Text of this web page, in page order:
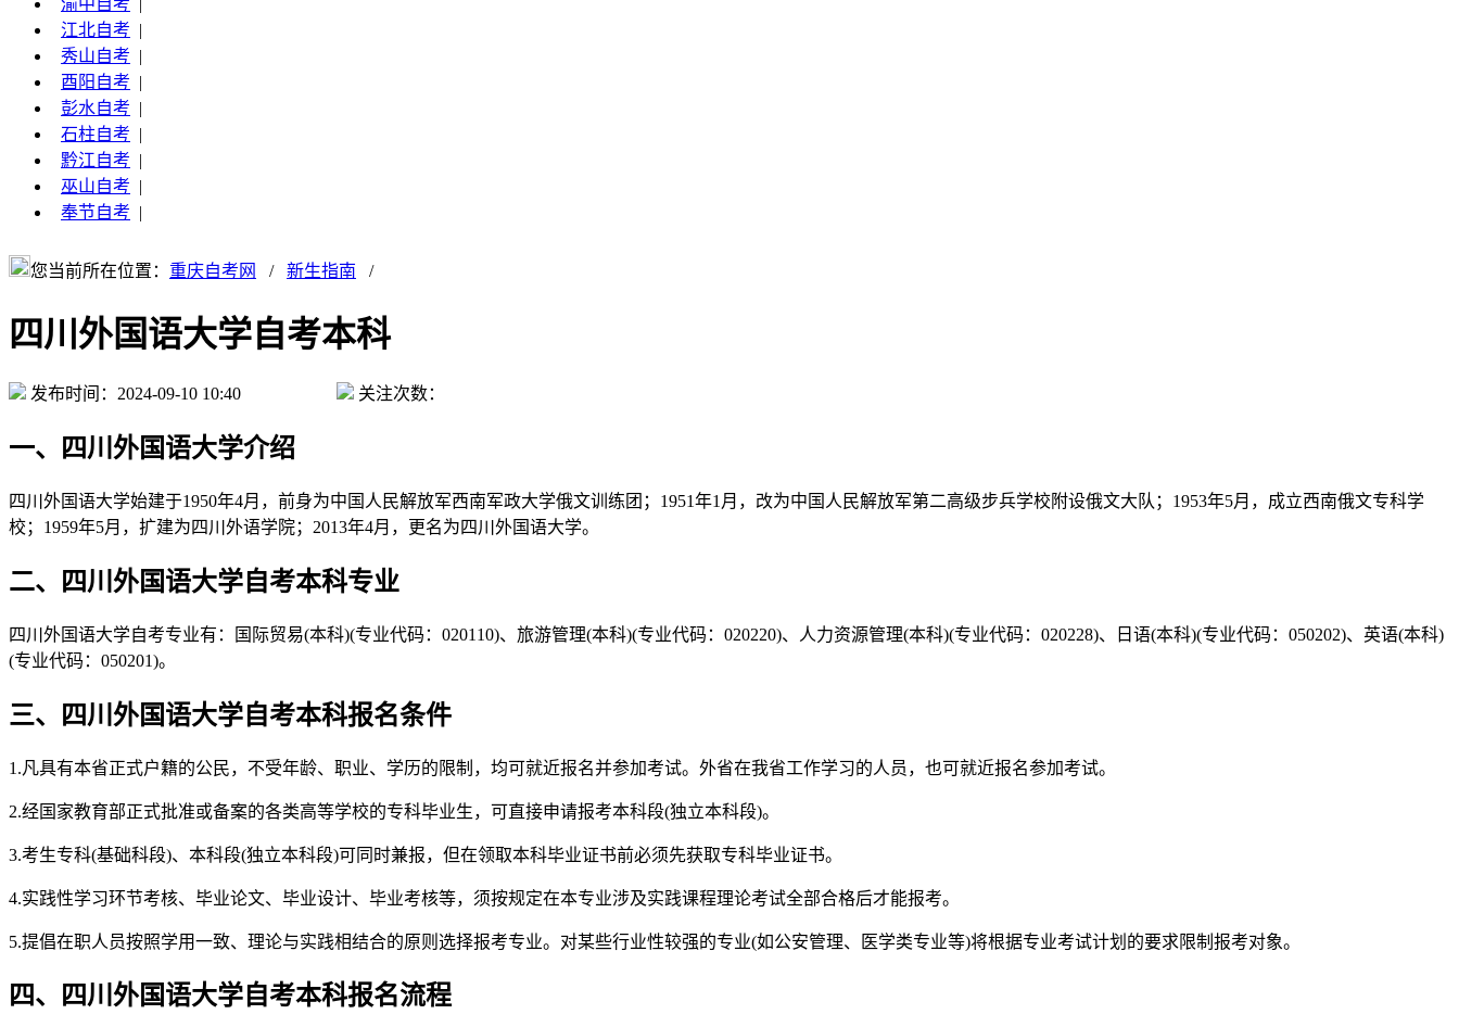
渝中自考 |
江北自考 |
秀山自考 |
酉阳自考 |
彭水自考 |
石柱自考 |
黔江自考 |
巫山自考 |
奉节自考 |
您当前所在位置： 重庆自考网 / 新生指南 /
四川外国语大学自考本科
发布时间：2024-09-10 10:40 关注次数：
一、四川外国语大学介绍
四川外国语大学始建于1950年4月，前身为中国人民解放军西南军政大学俄文训练团；1951年1月，改为中国人民解放军第二高级步兵学校附设俄文大队；1953年5月，成立西南俄文专科学
校；1959年5月，扩建为四川外语学院；2013年4月，更名为四川外国语大学。
二、四川外国语大学自考本科专业
四川外国语大学自考专业有：国际贸易(本科)(专业代码：020110)、旅游管理(本科)(专业代码：020220)、人力资源管理(本科)(专业代码：020228)、日语(本科)(专业代码：050202)、英语(本科)
(专业代码：050201)。
三、四川外国语大学自考本科报名条件
1.凡具有本省正式户籍的公民，不受年龄、职业、学历的限制，均可就近报名并参加考试。外省在我省工作学习的人员，也可就近报名参加考试。
2.经国家教育部正式批准或备案的各类高等学校的专科毕业生，可直接申请报考本科段(独立本科段)。
3.考生专科(基础科段)、本科段(独立本科段)可同时兼报，但在领取本科毕业证书前必须先获取专科毕业证书。
4.实践性学习环节考核、毕业论文、毕业设计、毕业考核等，须按规定在本专业涉及实践课程理论考试全部合格后才能报考。
5.提倡在职人员按照学用一致、理论与实践相结合的原则选择报考专业。对某些行业性较强的专业(如公安管理、医学类专业等)将根据专业考试计划的要求限制报考对象。
四、四川外国语大学自考本科报名流程